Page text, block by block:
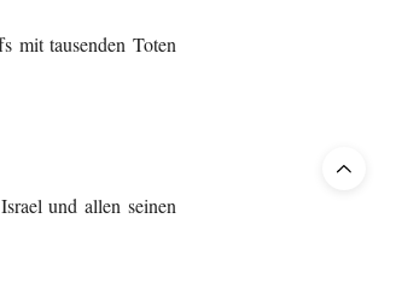
mit tausenden Toten
und allen seinen